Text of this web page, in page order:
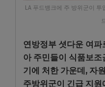
LA 푸드뱅크에 주 방위군이 투
연방정부 셧다운 여파
아 주민들이 식품보조
기에 처한 가운데, 자
주방위군이 긴급 지원